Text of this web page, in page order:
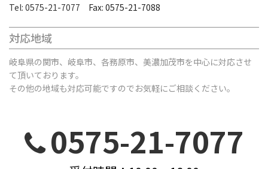
Tel: 0575-21-7077 Fax: 0575-21-7088
対応地域
岐阜県の関市、岐阜市、各務原市、美濃加茂市を中心に対応させ
て頂いております。
その他の地域も対応可能ですのでお気軽にご相談ください。
0575-21-7077